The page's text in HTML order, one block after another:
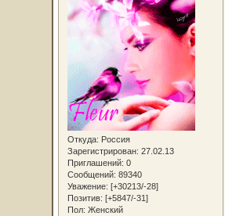
Откуда: Россия
Зарегистрирован: 27.02.13
Приглашений: 0
Сообщений: 89340
Уважение: [+30213/-28]
Позитив: [+5847/-31]
Пол: Женский